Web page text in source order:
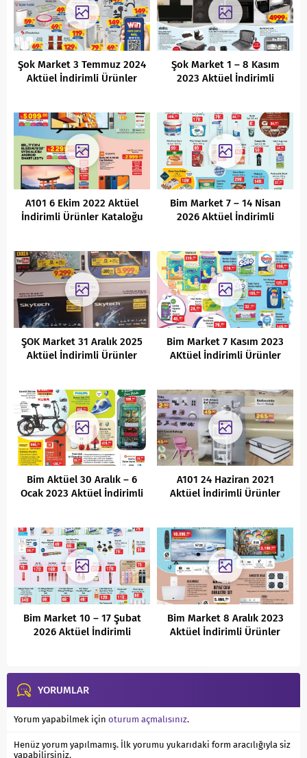
Şok Market 3 Temmuz 2024
Aktüel İndirimli Ürünler
Şok Market 1 – 8 Kasım
2023 Aktüel İndirimli
A101 6 Ekim 2022 Aktüel
İndirimli Ürünler Kataloğu
Bim Market 7 – 14 Nisan
2026 Aktüel İndirimli
ŞOK Market 31 Aralık 2025
Aktüel İndirimli Ürünler
Bim Market 7 Kasım 2023
AKtüel İndirimli Ürünler
Bim Aktüel 30 Aralık – 6
Ocak 2023 Aktüel İndirimli
A101 24 Haziran 2021
Aktüel İndirimli Ürünler
Bim Market 10 – 17 Şubat
2026 Aktüel İndirimli
Bim Market 8 Aralık 2023
Aktüel İndirimli Ürünler
YORUMLAR
Yorum yapabilmek için oturum açmalısınız.
Henüz yorum yapılmamış. İlk yorumu yukarıdaki form aracılığıyla siz
yapabilirsiniz.